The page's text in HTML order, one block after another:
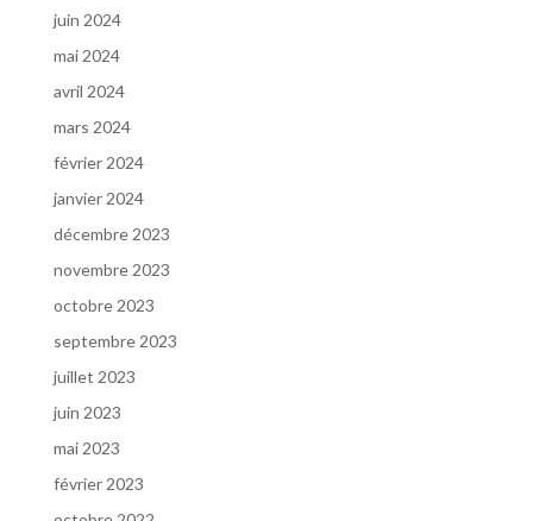
juin 2024
mai 2024
avril 2024
mars 2024
février 2024
janvier 2024
décembre 2023
novembre 2023
octobre 2023
septembre 2023
juillet 2023
juin 2023
mai 2023
février 2023